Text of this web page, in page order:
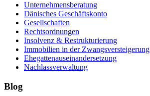
Unternehmensberatung
Dänisches Geschäftskonto
Gesellschaften
Rechtsordnungen
Insolvenz & Restrukturierung
Immobilien in der Zwangsversteigerung
Ehegattenauseinandersetzung
Nachlassverwaltung
Blog